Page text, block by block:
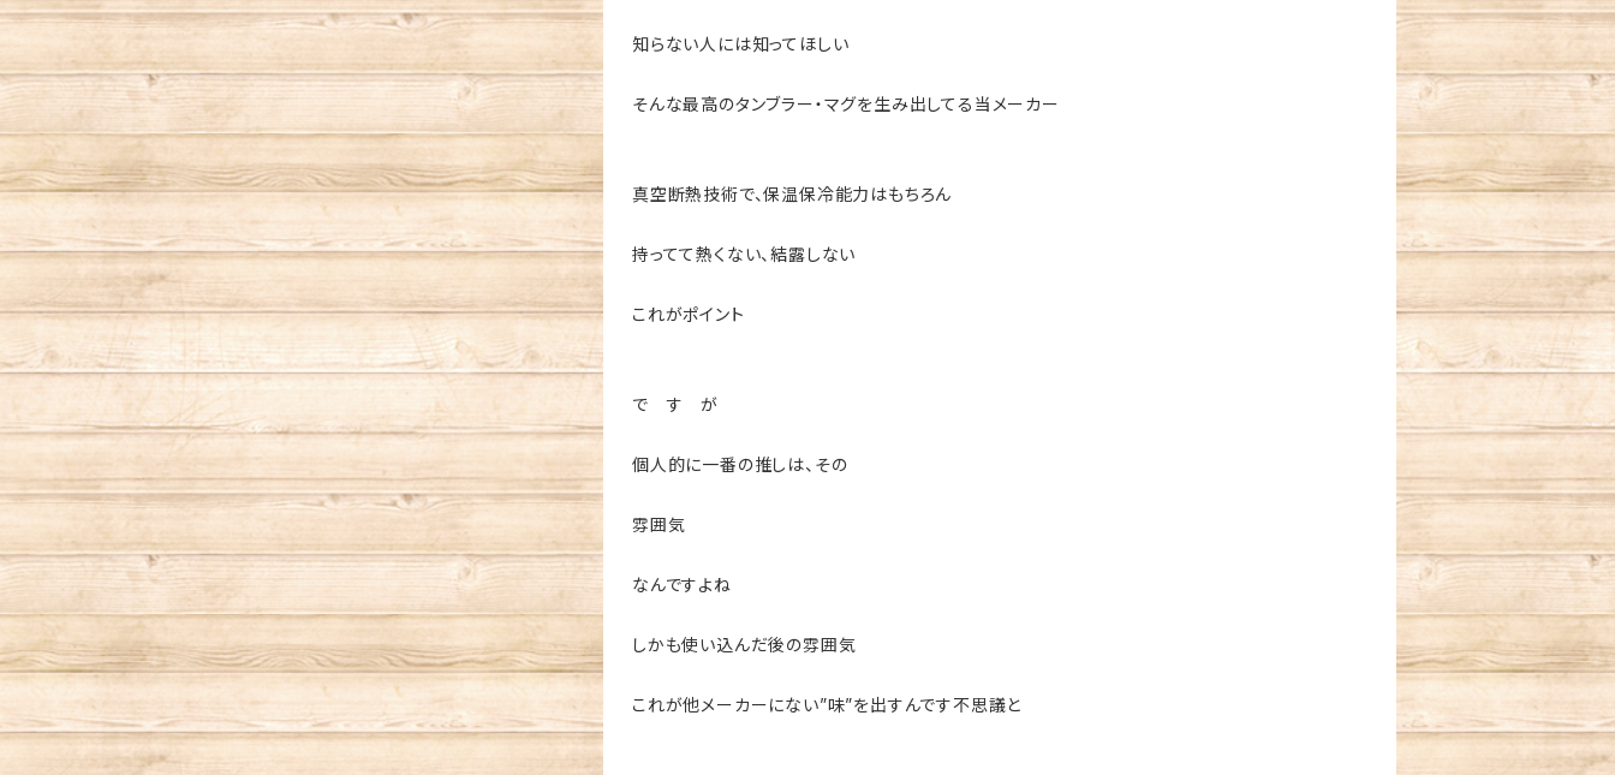
知らない人には知ってほしい
そんな最高のタンブラー・マグを生み出してる当メーカー
真空断熱技術で、保温保冷能力はもちろん
持ってて熱くない、結露しない
これがポイント
で す が
個人的に一番の推しは、その
雰囲気
なんですよね
しかも使い込んだ後の雰囲気
これが他メーカーにない”味”を出すんです不思議と
トートバッグ／ショルダーバッグ
リュック／バックパック
ケース／マルチポーチ
アパレル
キャンプギア／その他雑貨
スマートフォンケース
gym master（ジムマスター）
GRAMICCI（グラミチ）
grn outdoor（ジーアールエヌアウトド
ア）
ストレージバッグ
HIGH MOUNT（ハイマウント）
HOUSTON（ヒューストン）
INSP（インスピ）
KAARI（カーリ）
Kailua Bay（カイルアベイ）
KAMEYAMA（カメヤマキャンドル）
ストレージバッグ
釣り／フィッシング
アウトドアウェア
サーフショーツ／水着
ホットサンドメーカー
フットウェア
グリルウィズガード
コーヒーミル
テント
ブランケット
デニムジャケット/コート
ベスト
レジ袋
キッチン用品
栓抜き／ボトルオープナー
コーヒーメーカー
その他
ショルダーバッグ
ランプ
パーカー
フリースジャケット
ナイロンジャケット
フリースジャケット
シーツ／布